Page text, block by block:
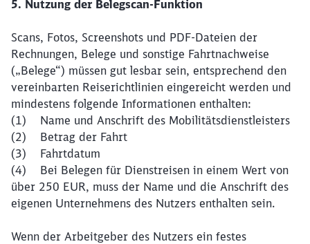
5. Nutzung der Belegscan-Funktion
Scans, Fotos, Screenshots und PDF-Dateien der
Rechnungen, Belege und sonstige Fahrtnachweise
(„Belege“) müssen gut lesbar sein, entsprechend den
vereinbarten Reiserichtlinien eingereicht werden und
mindestens folgende Informationen enthalten:
(1) Name und Anschrift des Mobilitätsdienstleisters
(2) Betrag der Fahrt
(3) Fahrtdatum
(4) Bei Belegen für Dienstreisen in einem Wert von
über 250 EUR, muss der Name und die Anschrift des
eigenen Unternehmens des Nutzers enthalten sein.
Wenn der Arbeitgeber des Nutzers ein festes